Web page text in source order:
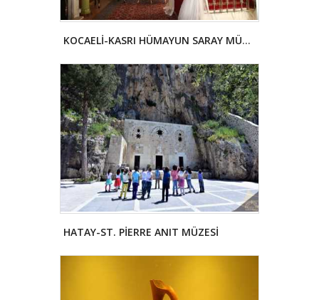
KOCAELİ-KASRI HÜMAYUN SARAY MÜZESİ
HATAY-ST. PİERRE ANIT MÜZESİ